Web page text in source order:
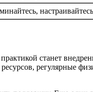
настраивайтесь
станет
регулярные